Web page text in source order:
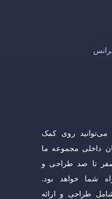
می‌توانید روی کمک
داخلی مجموعه ما
تا صد طراحی و
شما خواهد بود.
طراحی و ارائه